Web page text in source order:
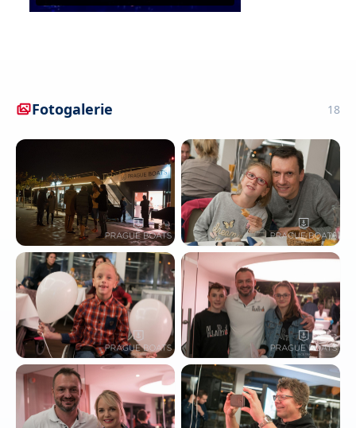
Fotogalerie 18